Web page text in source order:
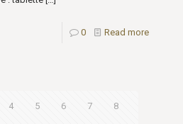
0 Read more
4 5 6 7 8